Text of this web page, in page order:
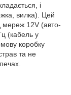
і
вилка). Цей
мереж 12V (авто-
(кабель у
коробку
та не